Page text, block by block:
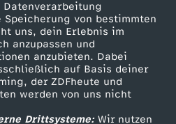
von bestimmten
uns, dein Erlebnis im
anzupassen und
anzubieten. Dabei
auf Basis deiner
der ZDFheute und
werden von uns nicht
Drittsysteme:Wir nutzen
Zuschauerservice
Hilfe